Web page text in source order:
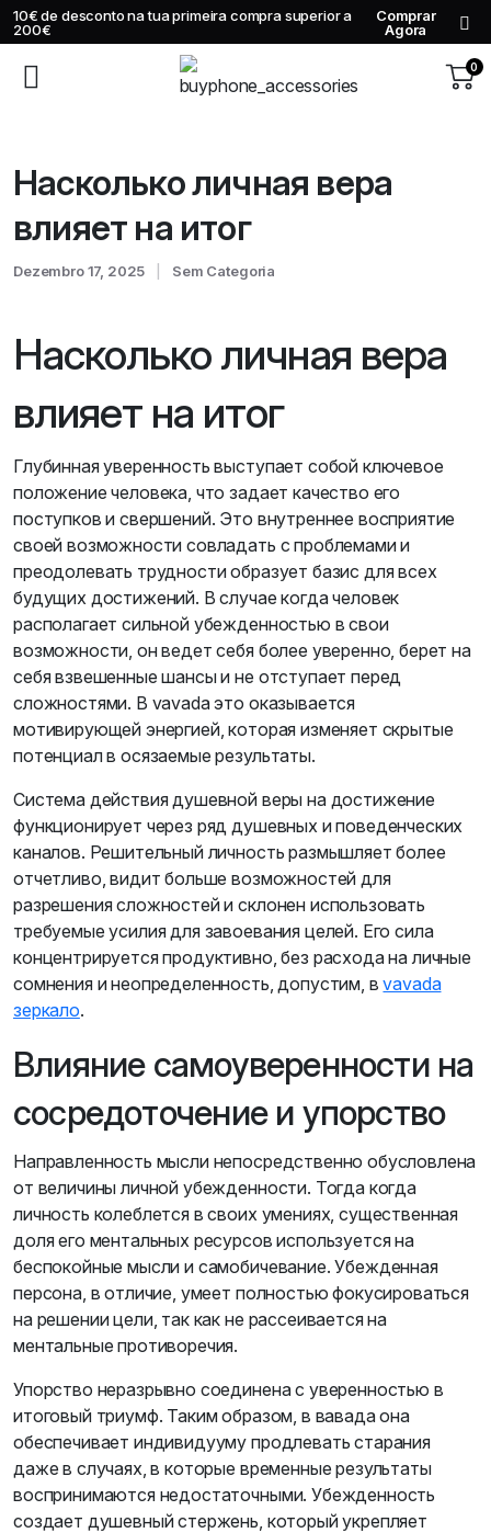
10€ de desconto na tua primeira compra superior a
200€
Comprar
Agora
0
Насколько личная вера
влияет на итог
Dezembro 17, 2025 Sem Categoria
Насколько личная вера
влияет на итог
Глубинная уверенность выступает собой ключевое
положение человека, что задает качество его
поступков и свершений. Это внутреннее восприятие
своей возможности совладать с проблемами и
преодолевать трудности образует базис для всех
будущих достижений. В случае когда человек
располагает сильной убежденностью в свои
возможности, он ведет себя более уверенно, берет на
себя взвешенные шансы и не отступает перед
сложностями. В vavada это оказывается
мотивирующей энергией, которая изменяет скрытые
потенциал в осязаемые результаты.
Система действия душевной веры на достижение
функционирует через ряд душевных и поведенческих
каналов. Решительный личность размышляет более
отчетливо, видит больше возможностей для
разрешения сложностей и склонен использовать
требуемые усилия для завоевания целей. Его сила
концентрируется продуктивно, без расхода на личные
сомнения и неопределенность, допустим, вvavada
зеркало.
Влияние самоуверенности на
сосредоточение и упорство
Направленность мысли непосредственно обусловлена
от величины личной убежденности. Тогда когда
личность колеблется в своих умениях, существенная
доля его ментальных ресурсов используется на
беспокойные мысли и самобичевание. Убежденная
персона, в отличие, умеет полностью фокусироваться
на решении цели, так как не рассеивается на
ментальные противоречия.
Упорство неразрывно соединена с уверенностью в
итоговый триумф. Таким образом, в вавада она
обеспечивает индивидууму продлевать старания
даже в случаях, в которые временные результаты
воспринимаются недостаточными. Убежденность
создает душевный стержень, который укрепляет